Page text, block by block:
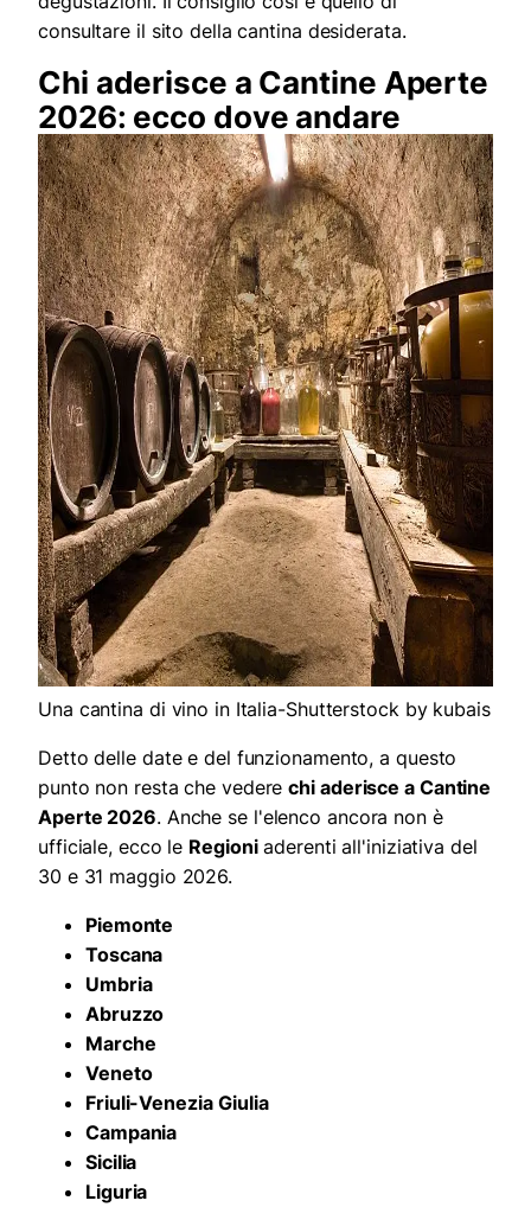
consultare il sito della cantina desiderata.
Chi aderisce a Cantine Aperte
2026: ecco dove andare
Una cantina di vino in Italia-Shutterstock by kubais
Detto delle date e del funzionamento, a questo
punto non resta che vederechi aderisce a Cantine
Aperte 2026. Anche se l'elenco ancora non è
ufficiale, ecco le Regioniaderenti all'iniziativa del
30 e 31 maggio 2026.
Piemonte
Toscana
Umbria
Abruzzo
Marche
Veneto
Friuli-Venezia Giulia
Campania
Sicilia
Liguria